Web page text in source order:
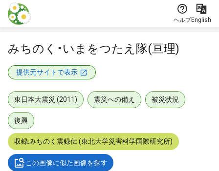
本文に飛ぶ
ヘルプEnglish
みちのく・いまをつたえ隊(亘理)
提供元サイトで表示
東日本大震災 (2011) 震災への備え 被災状況
復興
収録:みちのく震録伝 (東北大学災害科学国際研究所)
この画像に似た画像を探す